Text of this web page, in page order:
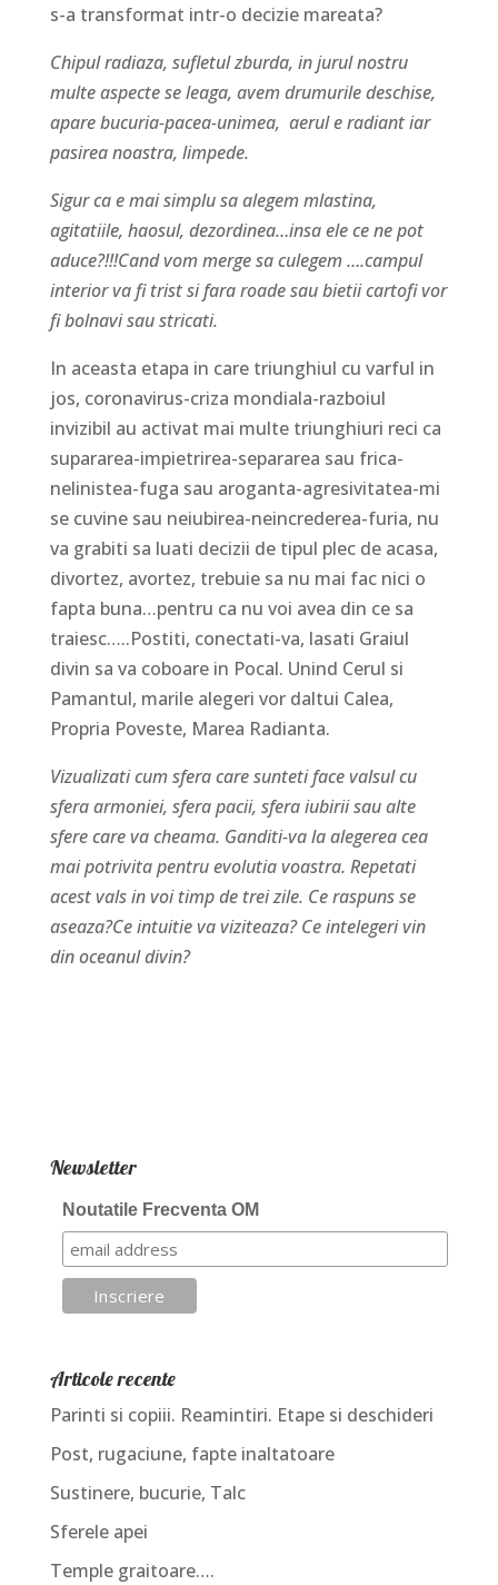
s-a transformat intr-o decizie mareata?
Chipul radiaza, sufletul zburda, in jurul nostru
multe aspecte se leaga, avem drumurile deschise,
apare bucuria-pacea-unimea, aerul e radiant iar
pasirea noastra, limpede.
Sigur ca e mai simplu sa alegem mlastina,
agitatiile, haosul, dezordinea…insa ele ce ne pot
aduce?!!!Cand vom merge sa culegem ….campul
interior va fi trist si fara roade sau bietii cartofi vor
fi bolnavi sau stricati.
In aceasta etapa in care triunghiul cu varful in
jos, coronavirus-criza mondiala-razboiul
invizibil au activat mai multe triunghiuri reci ca
supararea-impietrirea-separarea sau frica-
nelinistea-fuga sau aroganta-agresivitatea-mi
se cuvine sau neiubirea-neincrederea-furia, nu
va grabiti sa luati decizii de tipul plec de acasa,
divortez, avortez, trebuie sa nu mai fac nici o
fapta buna…pentru ca nu voi avea din ce sa
traiesc…..Postiti, conectati-va, lasati Graiul
divin sa va coboare in Pocal. Unind Cerul si
Pamantul, marile alegeri vor daltui Calea,
Propria Poveste, Marea Radianta.
Vizualizati cum sfera care sunteti face valsul cu
sfera armoniei, sfera pacii, sfera iubirii sau alte
sfere care va cheama. Ganditi-va la alegerea cea
mai potrivita pentru evolutia voastra. Repetati
acest vals in voi timp de trei zile. Ce raspuns se
aseaza?Ce intuitie va viziteaza? Ce intelegeri vin
din oceanul divin?
Newsletter
Noutatile Frecventa OM
Articole recente
Parinti si copiii. Reamintiri. Etape si deschideri
Post, rugaciune, fapte inaltatoare
Sustinere, bucurie, Talc
Sferele apei
Temple graitoare….